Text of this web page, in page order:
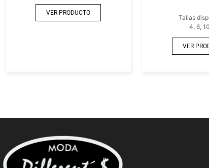
VER PRODUCTO
Tallas
4, 6,
VER